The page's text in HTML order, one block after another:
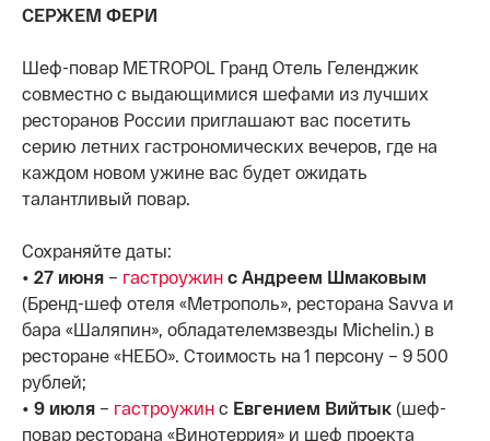
СЕРЖЕМ ФЕРИ
Шеф-повар METROPOL Гранд Отель Геленджик
совместно с выдающимися шефами из лучших
ресторанов России приглашают вас посетить
серию летних гастрономических вечеров, где на
каждом новом ужине вас будет ожидать
талантливый повар.
Сохраняйте даты:
• 27 июня – гастроужин с Андреем Шмаковым
(Бренд-шеф отеля «Метрополь», ресторана Savva и
бара «Шаляпин», обладателемзвезды Michelin.) в
ресторане «НЕБО». Стоимость на 1 персону – 9 500
рублей;
• 9 июля – гастроужин с Евгением Вийтык (шеф-
повар ресторана «Винотеррия» и шеф проекта